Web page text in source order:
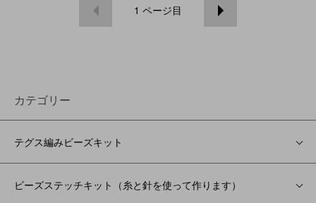
1 ページ目
カテゴリー
テグス編みビーズキット
ビーズステッチキット（糸と針を使って作ります）